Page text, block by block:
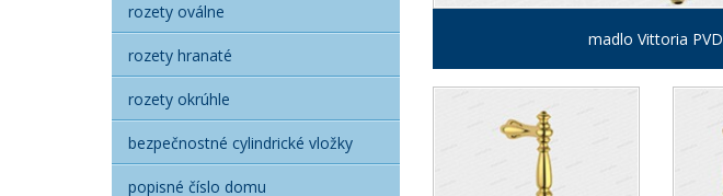
rozety oválne
rozety hranaté
rozety okrúhle
bezpečnostné cylindrické vložky
popisné číslo domu
madlo Vittoria PVD